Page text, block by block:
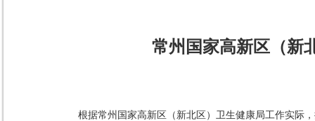
常州国家高新区（新
根据常州国家高新区（新北区）卫生健康局工作实际